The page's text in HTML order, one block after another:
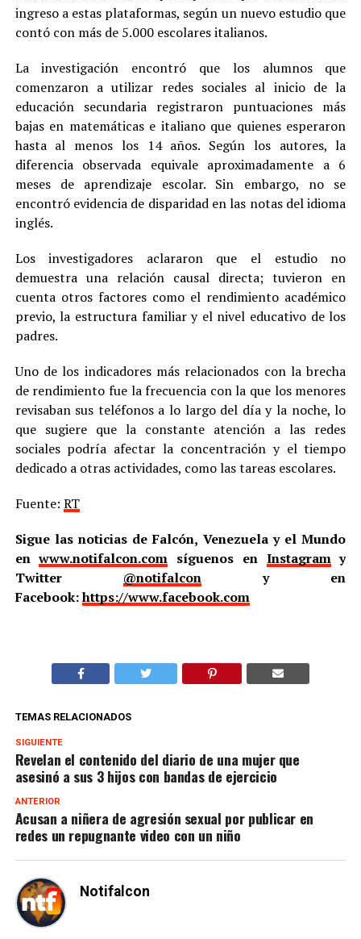
ingreso a estas plataformas, según un nuevo estudio que
contó con más de 5.000 escolares italianos.
La investigación encontró que los alumnos que
comenzaron a utilizar redes sociales al inicio de la
educación secundaria registraron puntuaciones más
bajas en matemáticas e italiano que quienes esperaron
hasta al menos los 14 años. Según los autores, la
diferencia observada equivale aproximadamente a 6
meses de aprendizaje escolar. Sin embargo, no se
encontró evidencia de disparidad en las notas del idioma
inglés.
Los investigadores aclararon que el estudio no
demuestra una relación causal directa; tuvieron en
cuenta otros factores como el rendimiento académico
previo, la estructura familiar y el nivel educativo de los
padres.
Uno de los indicadores más relacionados con la brecha
de rendimiento fue la frecuencia con la que los menores
revisaban sus teléfonos a lo largo del día y la noche, lo
que sugiere que la constante atención a las redes
sociales podría afectar la concentración y el tiempo
dedicado a otras actividades, como las tareas escolares.
Fuente: RT
Sigue las noticias de Falcón, Venezuela y el Mundo
enwww.notifalcon.com síguenos en Instagramy
Twitter @notifalcony en
Facebook:https://www.facebook.com
TEMAS RELACIONADOS
SIGUIENTE
Revelan el contenido del diario de una mujer que
asesinó a sus 3 hijos con bandas de ejercicio
ANTERIOR
Acusan a niñera de agresión sexual por publicar en
redes un repugnante video con un niño
Notifalcon